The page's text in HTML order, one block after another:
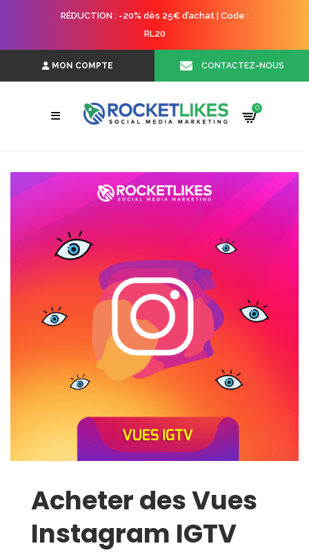
RÉDUCTION : -20% dès 25€ d’achat | Code :
RL20
MON COMPTE CONTACTEZ-NOUS
0
Acheter des Vues
Instagram IGTV